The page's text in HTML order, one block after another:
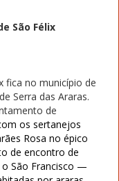
São Félix
fica no município de
Serra das Araras.
de
os sertanejos
Rosa no épico
de encontro de
o São Francisco —